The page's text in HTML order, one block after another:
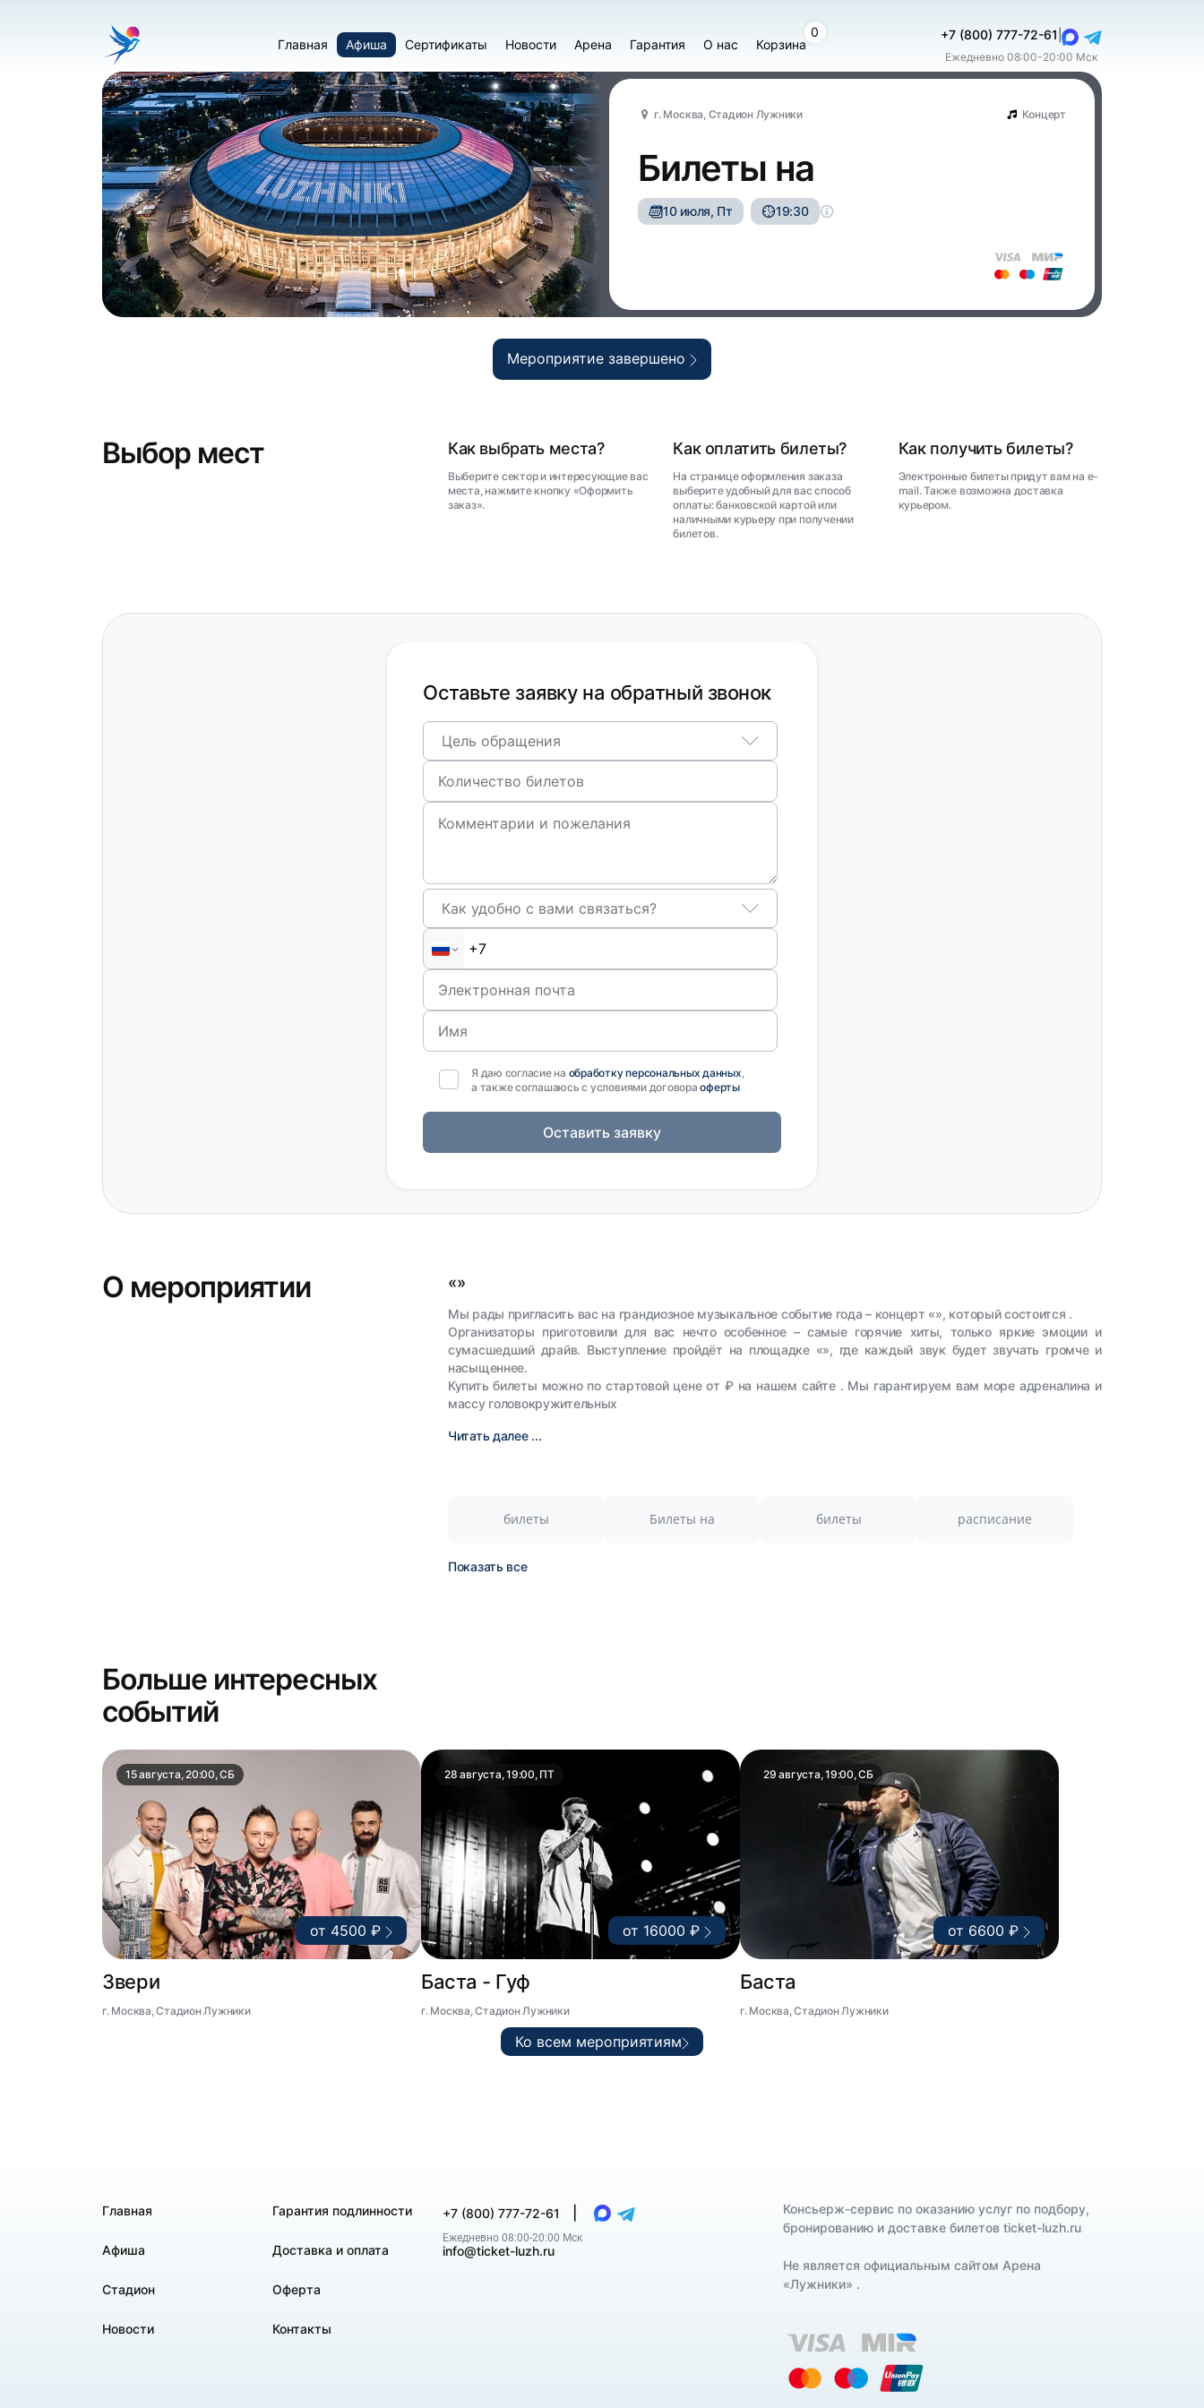
Главная Афиша Сертификаты Новости Арена Гарантия О нас Корзина
0 +7 (800) 777-72-61
Ежедневно 08:00-20:00 Мск
г. Москва, Стадион Лужники Концерт
Билеты на
10 июля, Пт 19:30
Мероприятие завершено
Выбор мест Как выбрать места?
Выберите сектор и интересующие вас
места, нажмите кнопку «Оформить
заказ».
Как оплатить билеты?
На странице оформления заказа
выберите удобный для вас способ
оплаты: банковской картой или
наличными курьеру при получении
билетов.
Как получить билеты?
Электронные билеты придут вам на e-
mail. Также возможна доставка
курьером.
Оставьте заявку на обратный звонок
Цель обращения
Как удобно с вами связаться?
Я даю согласие на обработку персональных данных,
а также соглашаюсь с условиями договораоферты
Оставить заявку
О мероприятии «»
Мы рады пригласить вас на грандиозное музыкальное событие года – концерт «», который состоится .
Организаторы приготовили для вас нечто особенное – самые горячие хиты, только яркие эмоции и
сумасшедший драйв. Выступление пройдёт на площадке «», где каждый звук будет звучать громче и
насыщеннее.
Купить билеты можно по стартовой цене от ₽ на нашем сайте . Мы гарантируем вам море адреналина и
массу головокружительных
Читать далее ...
билеты Билеты на билеты расписание
Показать все
Больше интересных
событий
15 августа, 20:00, СБ
от 4500 ₽
Звери
г. Москва, Стадион Лужники
28 августа, 19:00, ПТ
от 16000 ₽
Баста - Гуф
г. Москва, Стадион Лужники
29 августа, 19:00, СБ
от 6600 ₽
Баста
г. Москва, Стадион Лужники
Ко всем мероприятиям
Главная
Афиша
Стадион
Новости
Гарантия подлинности
Доставка и оплата
Оферта
Контакты
+7 (800) 777-72-61
Ежедневно 08:00-20:00 Мск
info@ticket-luzh.ru
Консьерж-сервис по оказанию услуг по подбору,
бронированию и доставке билетов ticket-luzh.ru
Не является официальным сайтом Арена
«Лужники» .